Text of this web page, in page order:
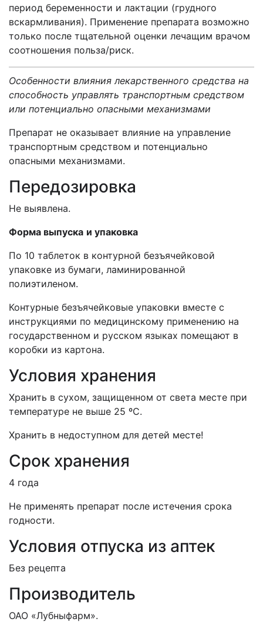
период беременности и лактации (грудного
вскармливания). Применение препарата возможно
только после тщательной оценки лечащим врачом
соотношения польза/риск.
Особенности влияния лекарственного средства на
способность управлять транспортным средством
или потенциально опасными механизмами
Препарат не оказывает влияние на управление
транспортным средством и потенциально
опасными механизмами.
Передозировка
Не выявлена.
Форма выпуска и упаковка
По 10 таблеток в контурной безъячейковой
упаковке из бумаги, ламинированной
полиэтиленом.
Контурные безъячейковые упаковки вместе с
инструкциями по медицинскому применению на
государственном и русском языках помещают в
коробки из картона.
Условия хранения
Хранить в сухом, защищенном от света месте при
температуре не выше 25 ºС.
Хранить в недоступном для детей месте!
Срок хранения
4 года
Не применять препарат после истечения срока
годности.
Условия отпуска из аптек
Без рецепта
Производитель
ОАО «Лубныфарм».